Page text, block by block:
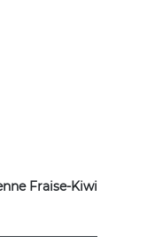
Fraise-Kiwi